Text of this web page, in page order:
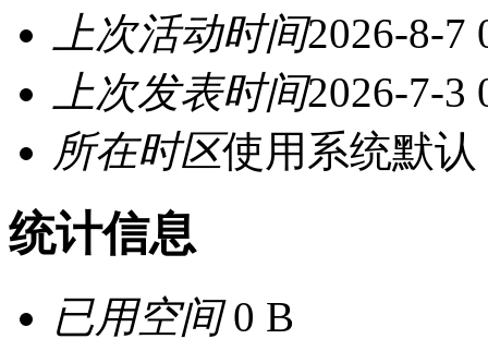
上次活动时间2026-8-7
上次发表时间2026-7-3
所在时区使用系统默认
统计信息
已用空间0 B